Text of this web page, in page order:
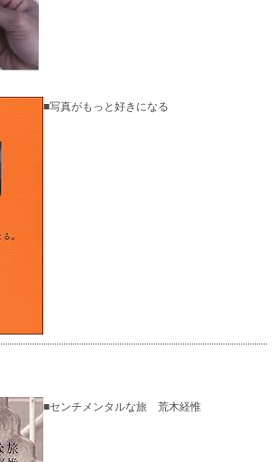
■写真がもっと好きになる
■センチメンタルな旅 荒木経惟